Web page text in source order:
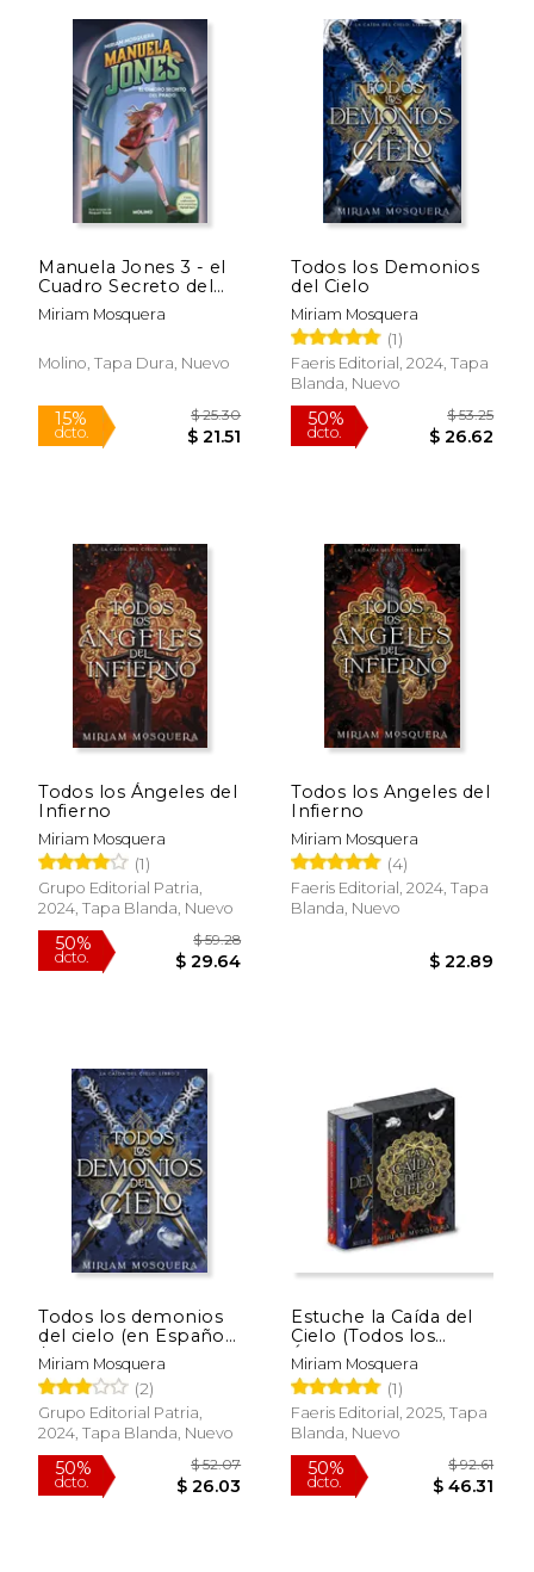
16%
dcto.
15%
dcto.
Manuela Jones 3 - el
Cuadro Secreto del
Prado
Miriam Mosquera
Molino, Tapa Dura, Nuevo
15%
dcto.
Todos los Demonios
del Cielo
Miriam Mosquera
(1)
Faeris Editorial, 2024, Tapa
Blanda, Nuevo
50%
dcto.
Todos los Ángeles del
Infierno
Miriam Mosquera
(1)
Grupo Editorial Patria,
2024, Tapa Blanda, Nuevo
$ 29.64
Todos los Angeles del
Infierno
Miriam Mosquera
(4)
Faeris Editorial, 2024, Tapa
Blanda, Nuevo
Todos los demonios
del cielo (en Español
/ Castellano)
Miriam Mosquera
(2)
Grupo Editorial Patria,
2024, Tapa Blanda, Nuevo
Estuche la Caída del
Cielo (Todos los
Ángeles del Infierno +
Todos los Demonios
del Cielo)
Miriam Mosquera
(1)
Faeris Editorial, 2025, Tapa
Blanda, Nuevo